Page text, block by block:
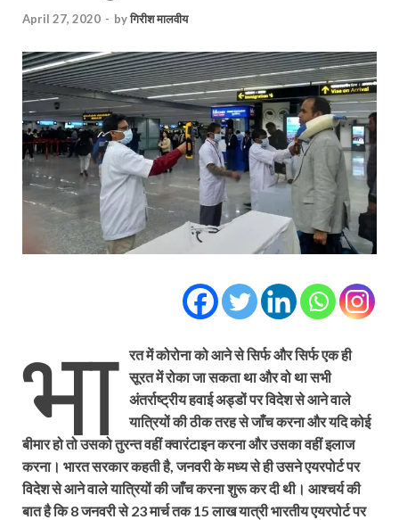
April 27, 2020 - byगिरीश मालवीय
भा
रत में कोरोना को आने से सिर्फ और सिर्फ एक ही
सूरत में रोका जा सकता था और वो था सभी
अंतर्राष्ट्रीय हवाई अड्डों पर विदेश से आने वाले
यात्रियों की ठीक तरह से जाँच करना और यदि कोई
बीमार हो तो उसको तुरन्त वहीं क्वारंटाइन करना और उसका वहीं इलाज
करना। भारत सरकार कहती है, जनवरी के मध्य से ही उसने एयरपोर्ट पर
विदेश से आने वाले यात्रियों की जाँच करना शुरू कर दी थी। आश्चर्य की
बात है कि 8 जनवरी से 23 मार्च तक 15 लाख यात्री भारतीय एयरपोर्ट पर